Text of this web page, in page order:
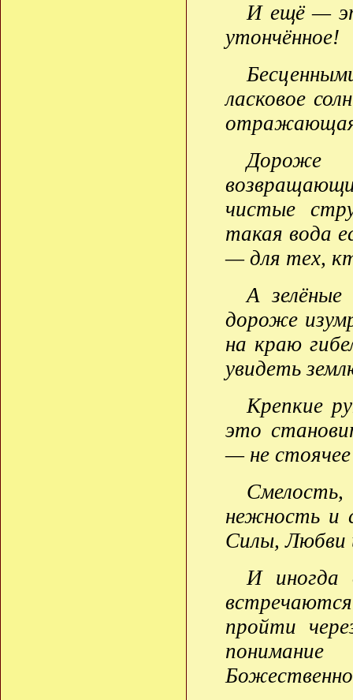
И ещё —
утончённое!
ласковое
отражающая
Дороже
чистые
такая вода
— для тех,
А
дороже
на краю
увидеть
Крепкие
это
— не стоячее
нежность и
Силы, Любви
И иногда
пройти